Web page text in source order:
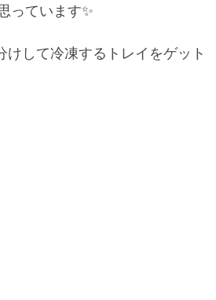
っています✨
して冷凍するトレイをゲット